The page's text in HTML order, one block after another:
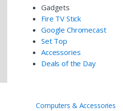
Gadgets
Fire TV Stick
Google Chromecast
Set Top
Accessories
Deals of the Day
Computers & Accessories